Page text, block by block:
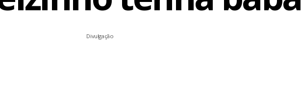
Divulgação